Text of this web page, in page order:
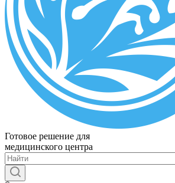
Готовое решение для
медицинского центра